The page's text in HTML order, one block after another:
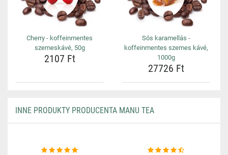
Cherry - koffeinmentes
szemeskávé, 50g
2107 Ft
Sós karamellás -
koffeinmentes szemes kávé,
1000g
27726 Ft
INNE PRODUKTY PRODUCENTA MANU TEA